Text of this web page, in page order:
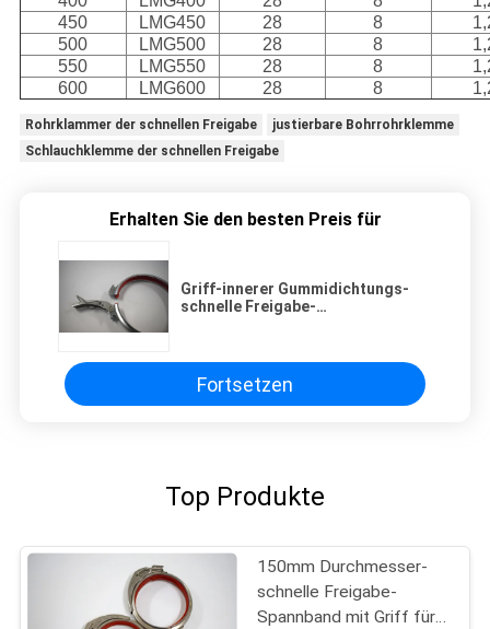
450
LMG450 28 8
500
LMG500 28 8
550
LMG550 28 8
600
LMG600 28 8
Rohrklammer der schnellen Freigabe
justierbare Bohrrohrklemme
Schlauchklemme der schnellen Freigabe
Erhalten Sie den besten Preis für
Griff-innerer Gummidichtungs-
schnelle Freigabe-
Fortsetzen
Top Produkte
150mm Durchmesser-
schnelle Freigabe-
Spannband mit Griff für